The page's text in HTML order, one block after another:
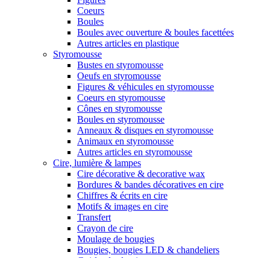
Coeurs
Boules
Boules avec ouverture & boules facettées
Autres articles en plastique
Styromousse
Bustes en styromousse
Oeufs en styromousse
Figures & véhicules en styromousse
Coeurs en styromousse
Cônes en styromousse
Boules en styromousse
Anneaux & disques en styromousse
Animaux en styromousse
Autres articles en styromousse
Cire, lumière & lampes
Cire décorative & decorative wax
Bordures & bandes décoratives en cire
Chiffres & écrits en cire
Motifs & images en cire
Transfert
Crayon de cire
Moulage de bougies
Bougies, bougies LED & chandeliers